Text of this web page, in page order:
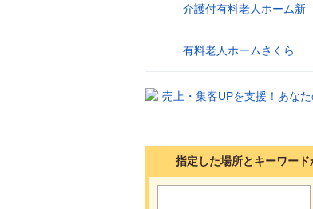
介護付有料老人ホーム新
有料老人ホームさくら
指定した場所とキーワー